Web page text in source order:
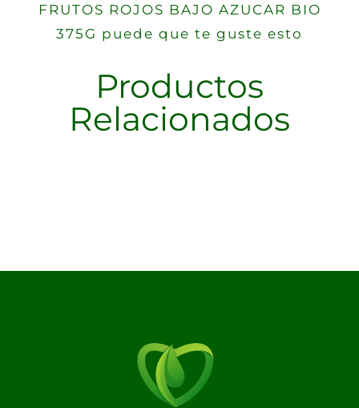
FRUTOS ROJOS BAJO AZUCAR BIO
375G puede que te guste esto
Productos
Relacionados